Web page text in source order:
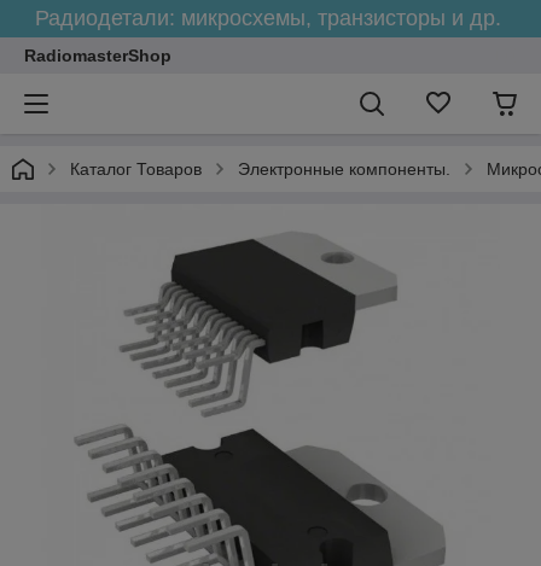
Радиодетали: микросхемы, транзисторы и др.
RadiomasterShop
Каталог Товаров Электронные компоненты.